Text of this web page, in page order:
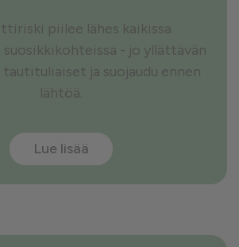
piilee lähes kaikissa
suosikkikohteissa - jo yllättävän
tautituliaiset ja suojaudu ennen
lähtöä.
Lue lisää